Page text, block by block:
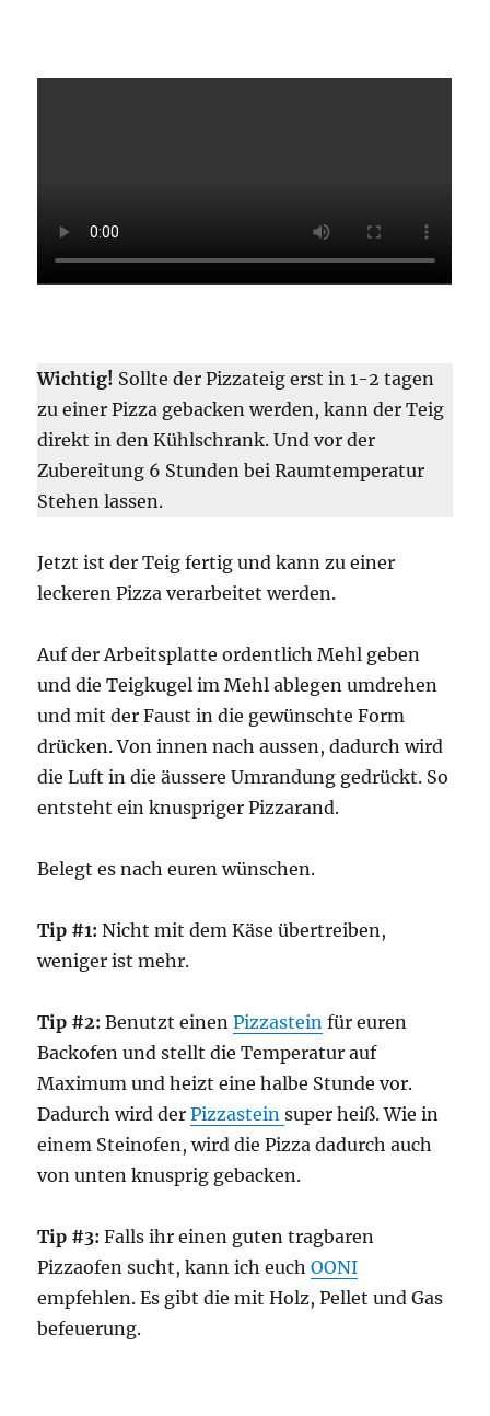
Wichtig! Sollte der Pizzateig erst in 1-2 tagen
zu einer Pizza gebacken werden, kann der Teig
direkt in den Kühlschrank. Und vor der
Zubereitung 6 Stunden bei Raumtemperatur
Stehen lassen.
Jetzt ist der Teig fertig und kann zu einer
leckeren Pizza verarbeitet werden.
Auf der Arbeitsplatte ordentlich Mehl geben
und die Teigkugel im Mehl ablegen umdrehen
und mit der Faust in die gewünschte Form
drücken. Von innen nach aussen, dadurch wird
die Luft in die äussere Umrandung gedrückt. So
entsteht ein knuspriger Pizzarand.
Belegt es nach euren wünschen.
Tip #1: Nicht mit dem Käse übertreiben,
weniger ist mehr.
Tip #2: Benutzt einenPizzastein für euren
Backofen und stellt die Temperatur auf
Maximum und heizt eine halbe Stunde vor.
Dadurch wird derPizzasteinsuper heiß. Wie in
einem Steinofen, wird die Pizza dadurch auch
von unten knusprig gebacken.
Tip #3: Falls ihr einen guten tragbaren
Pizzaofen sucht, kann ich euchOONI
empfehlen. Es gibt die mit Holz, Pellet und Gas
befeuerung.